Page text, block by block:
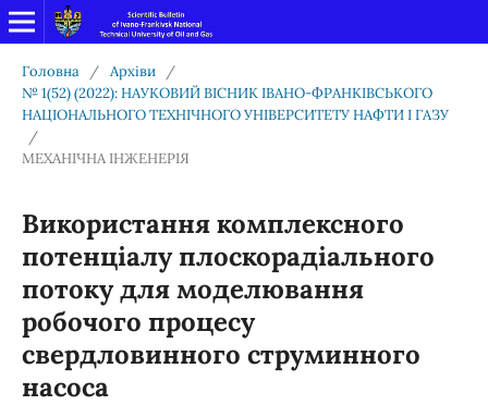
Головна / Архіви
/
№ 1(52) (2022): НАУКОВИЙ ВІСНИК ІВАНО-ФРАНКІВСЬКОГО
НАЦІОНАЛЬНОГО ТЕХНІЧНОГО УНІВЕРСИТЕТУ НАФТИ І ГАЗУ
/
МЕХАНІЧНА ІНЖЕНЕРІЯ
Використання комплексного
потенціалу плоскорадіального
потоку для моделювання
робочого процесу
свердловинного струминного
насоса